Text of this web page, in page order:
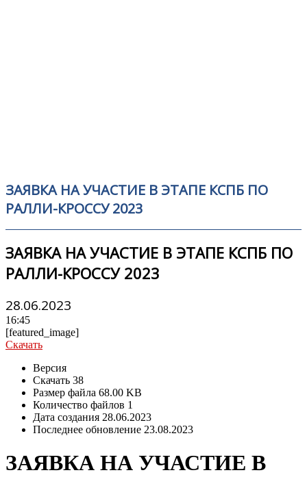
ЗАЯВКА НА УЧАСТИЕ В ЭТАПЕ КСПБ ПО
РАЛЛИ-КРОССУ 2023
ЗАЯВКА НА УЧАСТИЕ В ЭТАПЕ КСПБ ПО
РАЛЛИ-КРОССУ 2023
28.06.2023
16:45
[featured_image]
Скачать
Версия
Скачать 38
Размер файла 68.00 KB
Количество файлов 1
Дата создания 28.06.2023
Последнее обновление 23.08.2023
ЗАЯВКА НА УЧАСТИЕ В